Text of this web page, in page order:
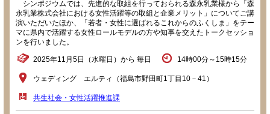
シンポジウムでは、先進的な取組を行っておられる森永乳業様から「森
永乳業株式会社における女性活躍等の取組と企業メリット」についてご講
演いただいたほか、「若者・女性に選ばれるこれからのふくしま」をテー
マに県内で活躍する女性ロールモデルの方や知事を交えたトークセッショ
ンを行いました。
2025年11月5日（水曜日）から 毎日 14時00分～15時15分
ウェディング エルティ（福島市野田町1丁目10－41）
共生社会・女性活躍推進課